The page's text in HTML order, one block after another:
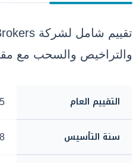
والتراخيص والسحب مع
التقييم العام
سنة التأسيس